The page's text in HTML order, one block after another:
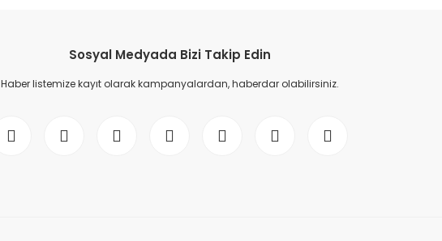
Sosyal Medyada Bizi Takip Edin
Haber listemize kayıt olarak kampanyalardan, haberdar olabilirsiniz.